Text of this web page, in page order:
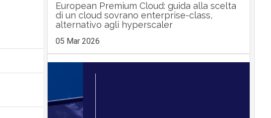
European Premium Cloud: guida alla scelta
di un cloud sovrano enterprise-class,
alternativo agli hyperscaler
05 Mar 2026